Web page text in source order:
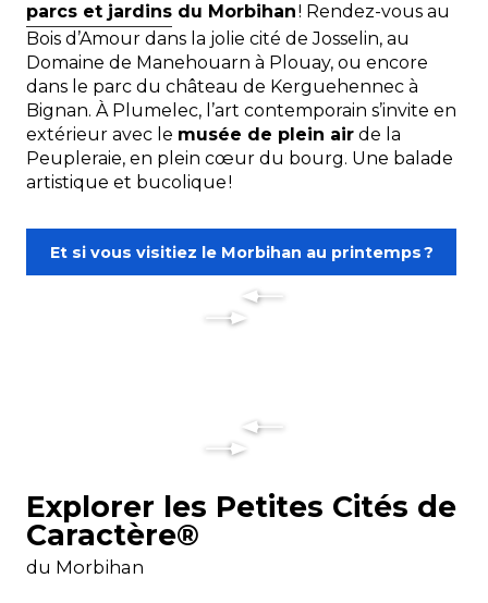
parcs et jardins du Morbihan! Rendez-vous au
Bois d’Amour dans la jolie cité de Josselin, au
Domaine de Manehouarn à Plouay, ou encore
dans le parc du château de Kerguehennec à
Bignan. À Plumelec, l’art contemporain s’invite en
extérieur avec le musée de plein air de la
Peupleraie, en plein cœur du bourg. Une balade
artistique et bucolique !
Et si vous visitiez le Morbihan au printemps ?
Explorer les Petites Cités de
Caractère®
du Morbihan